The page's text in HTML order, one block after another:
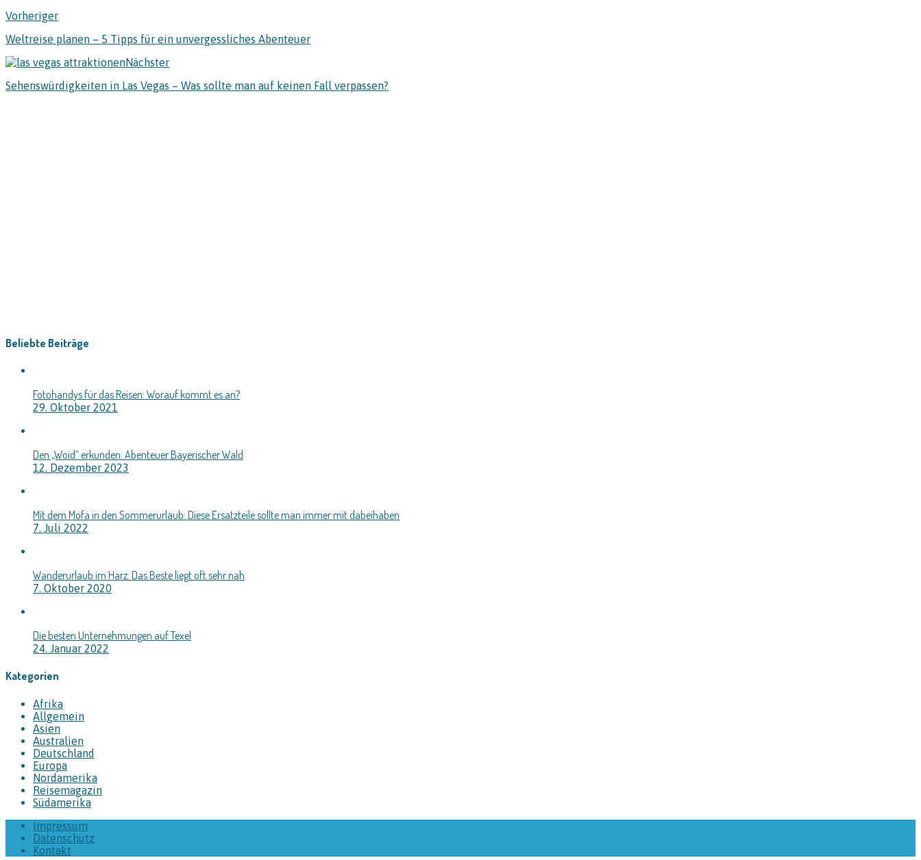
Vorheriger
Weltreise planen – 5 Tipps für ein unvergessliches Abenteuer
Nächster
Sehenswürdigkeiten in Las Vegas – Was sollte man auf keinen Fall verpassen?
Beliebte Beiträge
Fotohandys für das Reisen: Worauf kommt es an?
29. Oktober 2021
Den „Woid“ erkunden: Abenteuer Bayerischer Wald
12. Dezember 2023
Mit dem Mofa in den Sommerurlaub: Diese Ersatzteile sollte man immer mit dabeihaben
7. Juli 2022
Wanderurlaub im Harz: Das Beste liegt oft sehr nah
7. Oktober 2020
Die besten Unternehmungen auf Texel
24. Januar 2022
Kategorien
Afrika
Allgemein
Asien
Australien
Deutschland
Europa
Nordamerika
Reisemagazin
Südamerika
Impressum
Datenschutz
Kontakt